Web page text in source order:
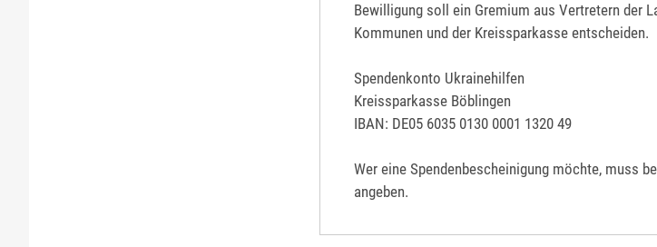
Bewilligung soll ein Gremium aus Vertretern der
Kommunen und der Kreissparkasse entscheiden.
Spendenkonto Ukrainehilfen
Kreissparkasse Böblingen
IBAN: DE05 6035 0130 0001 1320 49
Wer eine Spendenbescheinigung möchte, muss
angeben.